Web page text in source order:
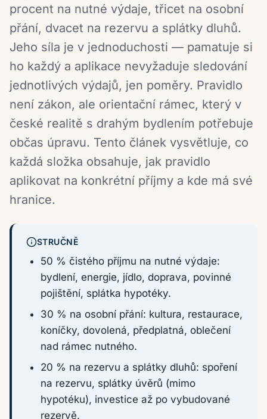
procent na nutné výdaje, třicet na osobní
přání, dvacet na rezervu a splátky dluhů.
Jeho síla je v jednoduchosti — pamatuje si
ho každý a aplikace nevyžaduje sledování
jednotlivých výdajů, jen poměry. Pravidlo
není zákon, ale orientační rámec, který v
české realitě s drahým bydlením potřebuje
občas úpravu. Tento článek vysvětluje, co
každá složka obsahuje, jak pravidlo
aplikovat na konkrétní příjmy a kde má své
hranice.
STRUČNĚ
50 % čistého příjmu na nutné výdaje:
bydlení, energie, jídlo, doprava, povinné
pojištění, splátka hypotéky.
30 % na osobní přání: kultura, restaurace,
koníčky, dovolená, předplatná, oblečení
nad rámec nutného.
20 % na rezervu a splátky dluhů: spoření
na rezervu, splátky úvěrů (mimo
hypotéku), investice až po vybudované
rezervě.